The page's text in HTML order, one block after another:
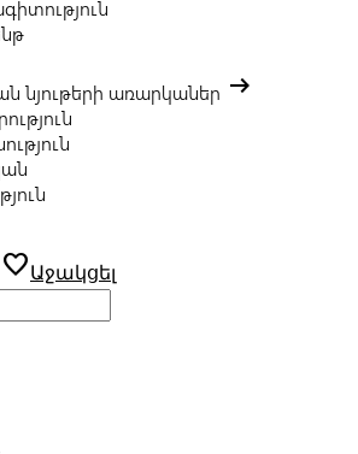
նյութերի առարկաներ arrow_right_alt
favoriteԱջակցել